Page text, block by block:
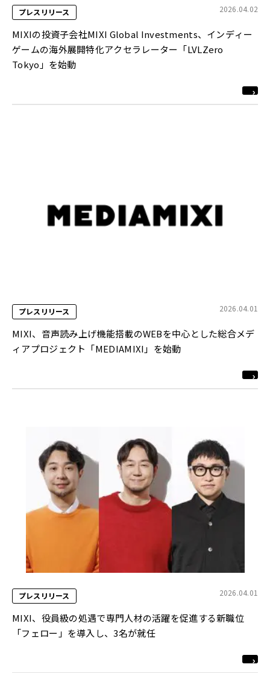
プレスリリース 2026.04.02
MIXIの投資子会社MIXI Global Investments、インディー
ゲームの海外展開特化アクセラレーター「LVLZero
Tokyo」を始動
プレスリリース 2026.04.01
MIXI、音声読み上げ機能搭載のWEBを中心とした総合メデ
ィアプロジェクト「MEDIAMIXI」を始動
プレスリリース 2026.04.01
MIXI、役員級の処遇で専門人材の活躍を促進する新職位
「フェロー」を導入し、3名が就任